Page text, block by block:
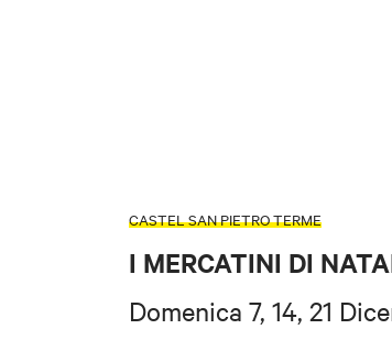
CASTEL SAN PIETRO TERME
I MERCATINI DI
Domenica 7, 14, 21